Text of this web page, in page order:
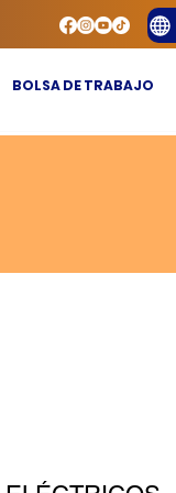
BOLSA DE TRABAJO